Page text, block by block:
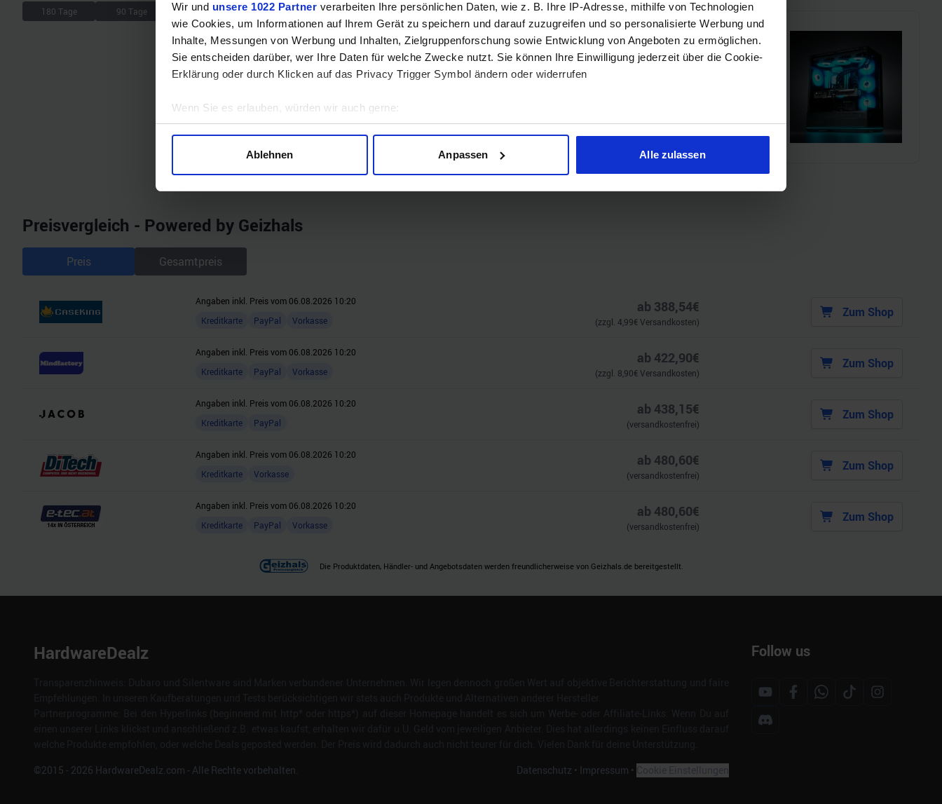
Wir und unsere 1022 Partner verarbeiten Ihre persönlichen Daten, wie z. B. Ihre IP-Adresse, mithilfe von Technologien
wie Cookies, um Informationen auf Ihrem Gerät zu speichern und darauf zuzugreifen und so personalisierte Werbung und
Inhalte, Messungen von Werbung und Inhalten, Zielgruppenforschung sowie Entwicklung von Angeboten zu ermöglichen.
Sie entscheiden darüber, wer Ihre Daten für welche Zwecke nutzt. Sie können Ihre Einwilligung jederzeit über die Cookie-
Erklärung oder durch Klicken auf das Privacy Trigger Symbol ändern oder widerrufen
Wenn Sie es erlauben, würden wir auch gerne:
Informationen über Ihre geografische Lage erfassen, welche bis auf einige Meter genau sein können
Erfahren Sie mehr darüber, wie Ihre persönlichen Daten verarbeitet werden, und legen Sie Ihre Präferenzen im
und die Zugriffe auf unsere Website zu analysieren. Außerdem geben wir Informationen zu Ihrer Verwendung unserer
Website an unsere Partner für soziale Medien, Werbung und Analysen weiter. Unsere Partner führen diese Informationen
möglicherweise mit weiteren Daten zusammen, die Sie ihnen bereitgestellt haben oder die sie im Rahmen Ihrer Nutzung
Ablehnen Anpassen Alle zulassen
180 Tage 90 Tage 30 Tage 7 Tage
GEWINNSPIEL
Gewinne einen MSI Gaming PC mit RTX 5070 Ti!!
gewinnen. Die Komponenten, den Zusammenbau, die Spiele-Benchmarks und den
Jetzt teilnehmen!
Preisvergleich - Powered by Geizhals
Preis Gesamtpreis
Angaben inkl. Preis vom 06.08.2026 10:20
Kreditkarte
PayPal Vorkasse
ab 388,54€
(zzgl. 4,99€ Versandkosten)
Zum Shop
Angaben inkl. Preis vom 06.08.2026 10:20
Kreditkarte
PayPal Vorkasse
ab 422,90€
(zzgl. 8,90€ Versandkosten)
Zum Shop
Angaben inkl. Preis vom 06.08.2026 10:20
Kreditkarte
PayPal
ab 438,15€
(versandkostenfrei)
Zum Shop
Angaben inkl. Preis vom 06.08.2026 10:20
Kreditkarte
Vorkasse
ab 480,60€
(versandkostenfrei)
Zum Shop
Angaben inkl. Preis vom 06.08.2026 10:20
Kreditkarte
PayPal Vorkasse
ab 480,60€
(versandkostenfrei)
Zum Shop
Die Produktdaten, Händler- und Angebotsdaten werden freundlicherweise von Geizhals.de bereitgestellt.
HardwareDealz
©2015 - 2026 HardwareDealz.com - Alle Rechte vorbehalten. Datenschutz • Impressum •
Follow us